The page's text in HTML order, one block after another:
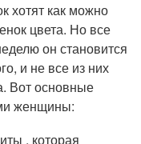
хотят как можно
цвета. Но все
он становится
и не все из них
Вот основные
женщины:
, которая